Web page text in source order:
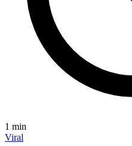
1 min
Viral